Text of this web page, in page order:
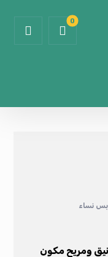
نساء
أنيق ومريح مكون